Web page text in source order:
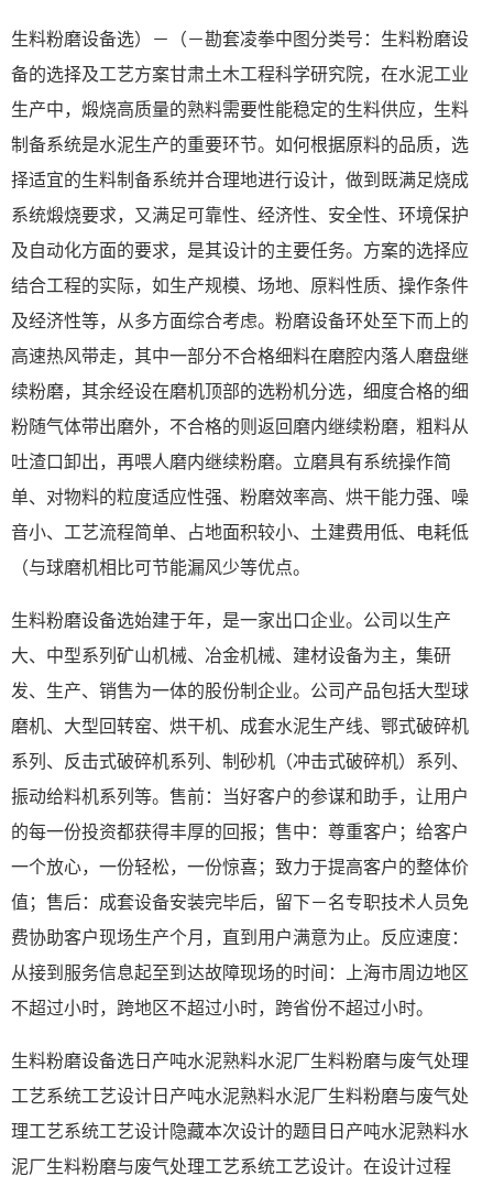
生料粉磨设备选）－（－勘套凌拳中图分类号：生料粉磨设
备的选择及工艺方案甘肃土木工程科学研究院，在水泥工业
生产中，煅烧高质量的熟料需要性能稳定的生料供应，生料
制备系统是水泥生产的重要环节。如何根据原料的品质，选
择适宜的生料制备系统并合理地进行设计，做到既满足烧成
系统煅烧要求，又满足可靠性、经济性、安全性、环境保护
及自动化方面的要求，是其设计的主要任务。方案的选择应
结合工程的实际，如生产规模、场地、原料性质、操作条件
及经济性等，从多方面综合考虑。粉磨设备环处至下而上的
高速热风带走，其中一部分不合格细料在磨腔内落人磨盘继
续粉磨，其余经设在磨机顶部的选粉机分选，细度合格的细
粉随气体带出磨外，不合格的则返回磨内继续粉磨，粗料从
吐渣口卸出，再喂人磨内继续粉磨。立磨具有系统操作简
单、对物料的粒度适应性强、粉磨效率高、烘干能力强、噪
音小、工艺流程简单、占地面积较小、土建费用低、电耗低
（与球磨机相比可节能漏风少等优点。
生料粉磨设备选始建于年，是一家出口企业。公司以生产
大、中型系列矿山机械、冶金机械、建材设备为主，集研
发、生产、销售为一体的股份制企业。公司产品包括大型球
磨机、大型回转窑、烘干机、成套水泥生产线、鄂式破碎机
系列、反击式破碎机系列、制砂机（冲击式破碎机）系列、
振动给料机系列等。售前：当好客户的参谋和助手，让用户
的每一份投资都获得丰厚的回报；售中：尊重客户；给客户
一个放心，一份轻松，一份惊喜；致力于提高客户的整体价
值；售后：成套设备安装完毕后，留下－名专职技术人员免
费协助客户现场生产个月，直到用户满意为止。反应速度：
从接到服务信息起至到达故障现场的时间：上海市周边地区
不超过小时，跨地区不超过小时，跨省份不超过小时。
生料粉磨设备选日产吨水泥熟料水泥厂生料粉磨与废气处理
工艺系统工艺设计日产吨水泥熟料水泥厂生料粉磨与废气处
理工艺系统工艺设计隐藏本次设计的题目日产吨水泥熟料水
泥厂生料粉磨与废气处理工艺系统工艺设计。在设计过程